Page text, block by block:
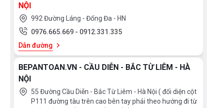
NỘI
992 Đường Láng - Đống Đa - HN
0976.665.669 - 0912.331.335
Dẫn đường
BEPANTOAN.VN - CẦU DIỄN - BẮC TỪ LIÊM - HÀ
NỘI
55 Đường Cầu Diễn - Bắc Từ Liêm - Hà Nội ( đối diện cột
P111 đường tàu trên cao bên tay phải theo hướng đi từ